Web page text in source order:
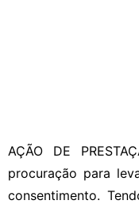
AÇÃO DE
procuração para
consentimento.